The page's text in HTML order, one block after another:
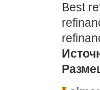
Best